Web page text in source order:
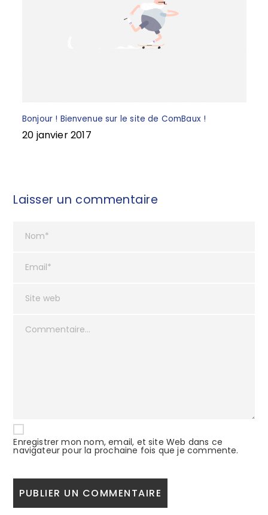
Bonjour ! Bienvenue sur le site de ComBaux !
20 janvier 2017
Laisser un commentaire
Enregistrer mon nom, email, et site Web dans ce
navigateur pour la prochaine fois que je commente.